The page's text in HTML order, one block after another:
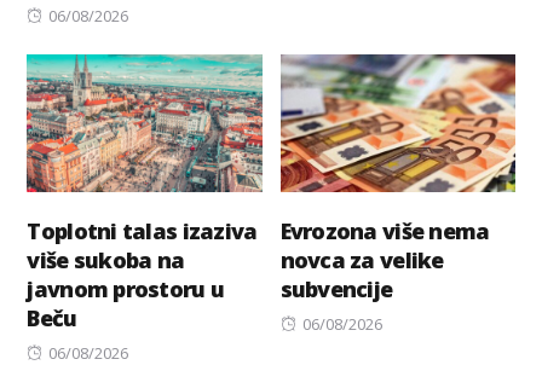
Posted
06/08/2026
Toplotni talas izaziva
više sukoba na
javnom prostoru u
Beču
Posted
06/08/2026
Evrozona više nema
novca za velike
subvencije
Posted
06/08/2026